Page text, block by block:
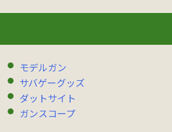
モデルガン
サバゲーグッズ
ダットサイト
ガンスコープ